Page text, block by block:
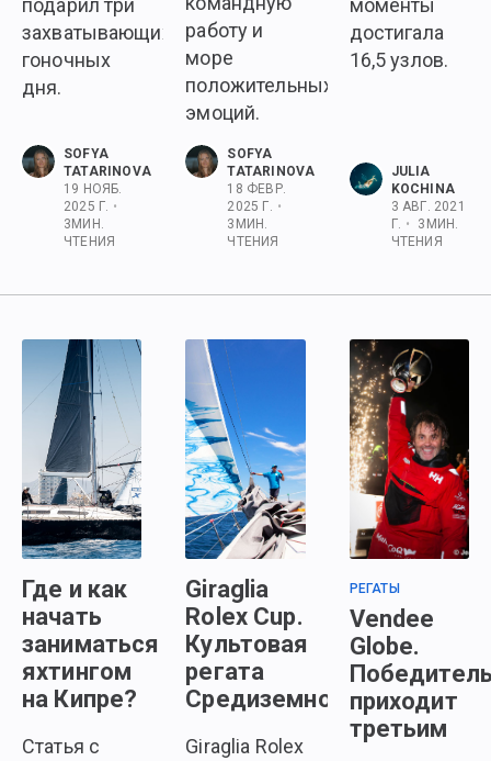
подарил три
захватывающих
гоночных
дня.
SOFYA
TATARINOVA
19 НОЯБ.
2025 Г. •
3 МИН.
ЧТЕНИЯ
работу и
море
положительных
эмоций.
SOFYA
TATARINOVA
18 ФЕВР.
2025 Г. •
3 МИН.
ЧТЕНИЯ
моменты
достигала
16,5 узлов.
JULIA
KOCHINA
3 АВГ. 2021
Г. • 3 МИН.
ЧТЕНИЯ
Где и как
начать
заниматься
яхтингом
на Кипре?
Статья с
Giraglia
Rolex Cup.
Культовая
регата
Средиземноморья.
Giraglia Rolex
РЕГАТЫ
Vendee
Globe.
приходит
третьим